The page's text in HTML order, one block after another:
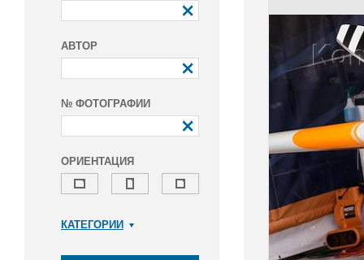
АВТОР
№ ФОТОГРАФИИ
ОРИЕНТАЦИЯ
КАТЕГОРИИ